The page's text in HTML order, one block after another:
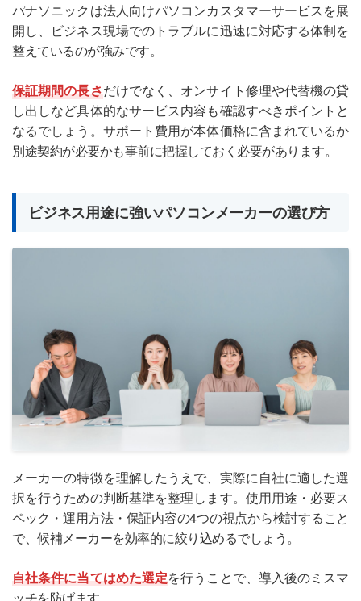
パナソニックは法人向けパソコンカスタマーサービスを展
開し、ビジネス現場でのトラブルに迅速に対応する体制を
整えているのが強みです。
保証期間の長さだけでなく、オンサイト修理や代替機の貸
し出しなど具体的なサービス内容も確認すべきポイントと
なるでしょう。サポート費用が本体価格に含まれているか
別途契約が必要かも事前に把握しておく必要があります。
ビジネス用途に強いパソコンメーカーの選び方
メーカーの特徴を理解したうえで、実際に自社に適した選
択を行うための判断基準を整理します。使用用途・必要ス
ペック・運用方法・保証内容の4つの視点から検討すること
で、候補メーカーを効率的に絞り込めるでしょう。
自社条件に当てはめた選定を行うことで、導入後のミスマ